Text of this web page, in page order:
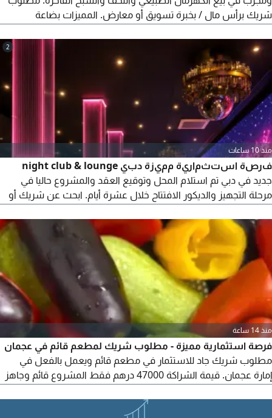
شريك برأس مال / بخبرة تسويق أو معارض. المميزات بضاعة
معارض للجادين فقط. تواصل خاص حط رقمك
2
منذ 10 ساعات
فرصة استثمارية مميزة دبي night club & lounge
جديد في دبي تم استلام المحل وتوقيع العقد والمشروع حاليا في
مرحلة التجهيز والديكور الافتتاح خلال عشرة أيام. ابحث عن شريك أو
المشروع موقع مميز عقد جاهز المحل مستلم التجهيزات جارية
الافتتاح قريب جدا مشروع جاهز للدخول والتشغيل في دبي للتفاصيل
ونسبة الشراكة تواصل
منذ 14 ساعة
فرصة استثمارية مميزة - مطلوب شريك لمطعم قائم في عجمان
مطلوب شريك جاد للاستثمار في مطعم قائم ويعمل بالفعل في
إمارة عجمان. قيمة الشراكة 47000 درهم فقط المشروع قائم وجاهز
بمبلغ معقول في قطاع المطاعم للتواصل والاستفسار - واتساب